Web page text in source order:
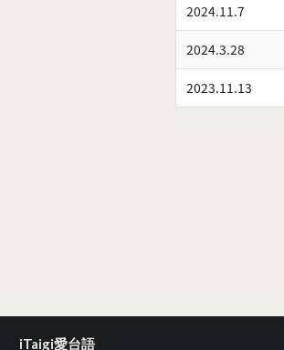
2024.11.7
2024.3.28
2023.11.13
iTaigi愛台語